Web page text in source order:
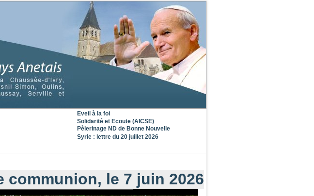
Eveil à la foi
Solidarité et Ecoute (AICSE)
Pèlerinage ND de Bonne Nouvelle
Syrie : lettre du 20 juillet 2026
communion, le 7 juin 2026